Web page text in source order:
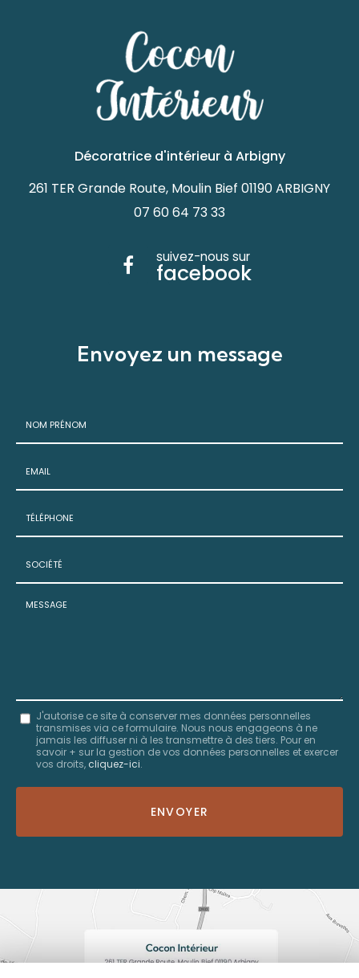
Décoratrice d'intérieur à Arbigny
261 TER Grande Route, Moulin Bief 01190 ARBIGNY
07 60 64 73 33
suivez-nous sur
facebook
Envoyez un message
*
Message
J'autorise ce site à conserver mes données personnelles
transmises via ce formulaire. Nous nous engageons à ne
jamais les diffuser ni à les transmettre à des tiers. Pour en
savoir + sur la gestion de vos données personnelles et exercer
vos droits, cliquez-ici.
Acceptation
ENVOYER